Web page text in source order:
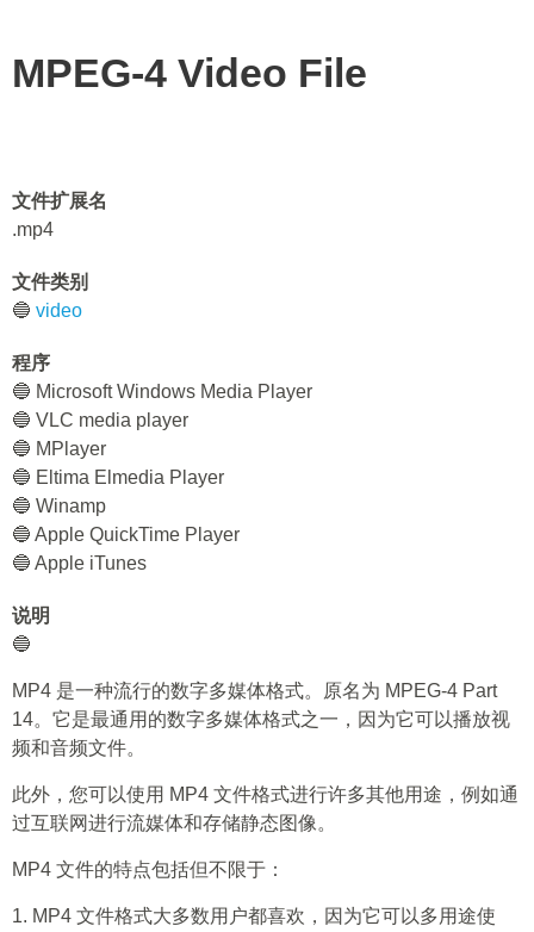
MPEG-4 Video File
文件扩展名
.mp4
文件类别
🔵 video
程序
🔵 Microsoft Windows Media Player
🔵 VLC media player
🔵 MPlayer
🔵 Eltima Elmedia Player
🔵 Winamp
🔵 Apple QuickTime Player
🔵 Apple iTunes
说明
🔵
MP4 是一种流行的数字多媒体格式。原名为 MPEG-4 Part
14。它是最通用的数字多媒体格式之一，因为它可以播放视
频和音频文件。
此外，您可以使用 MP4 文件格式进行许多其他用途，例如通
过互联网进行流媒体和存储静态图像。
MP4 文件的特点包括但不限于：
1. MP4 文件格式大多数用户都喜欢，因为它可以多用途使